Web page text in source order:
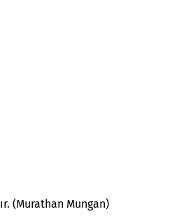
(Murathan Mungan)